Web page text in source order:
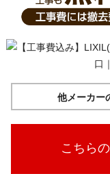
他メーカー
こちら